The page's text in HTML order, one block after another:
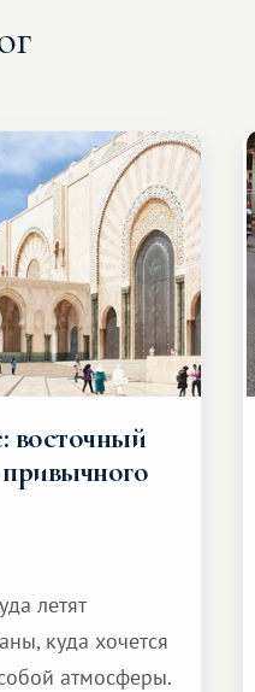
восточный
летят
куда хочется
атмосферы.